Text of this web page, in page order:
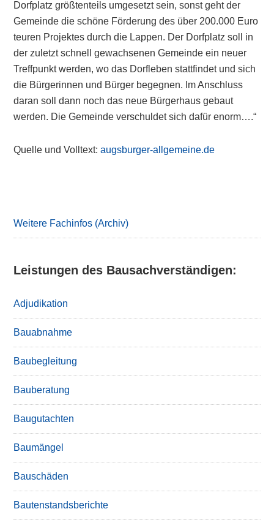
Dorfplatz größtenteils umgesetzt sein, sonst geht der
Gemeinde die schöne Förderung des über 200.000 Euro
teuren Projektes durch die Lappen. Der Dorfplatz soll in
der zuletzt schnell gewachsenen Gemeinde ein neuer
Treffpunkt werden, wo das Dorfleben stattfindet und sich
die Bürgerinnen und Bürger begegnen. Im Anschluss
daran soll dann noch das neue Bürgerhaus gebaut
werden. Die Gemeinde verschuldet sich dafür enorm….“
Quelle und Volltext:augsburger-allgemeine.de
Weitere Fachinfos (Archiv)
Leistungen des Bausachverständigen:
Adjudikation
Bauabnahme
Baubegleitung
Bauberatung
Baugutachten
Baumängel
Bauschäden
Bautenstandsberichte